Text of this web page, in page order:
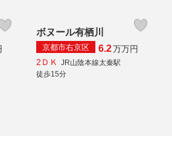
ボヌール有栖川
京都市右京区 6.2万万円
2ＤＫ
JR山陰本線太秦駅
徒歩15分